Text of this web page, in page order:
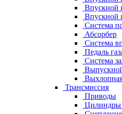
Впускной
Впускной
Система
Абсорбер
Система
Педаль
Система
Трансмиссия
Приводы
Цилиндры